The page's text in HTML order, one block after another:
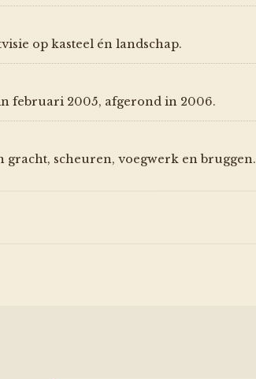
op kasteel én landschap.
februari 2005, afgerond in 2006.
scheuren, voegwerk en bruggen.